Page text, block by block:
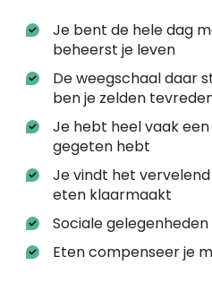
Je bent de hele dag
beheerst je leven
De weegschaal daar
ben je zelden
Je hebt heel vaak
gegeten hebt
Je vindt het
eten klaarmaakt
Sociale
Eten compenseer je